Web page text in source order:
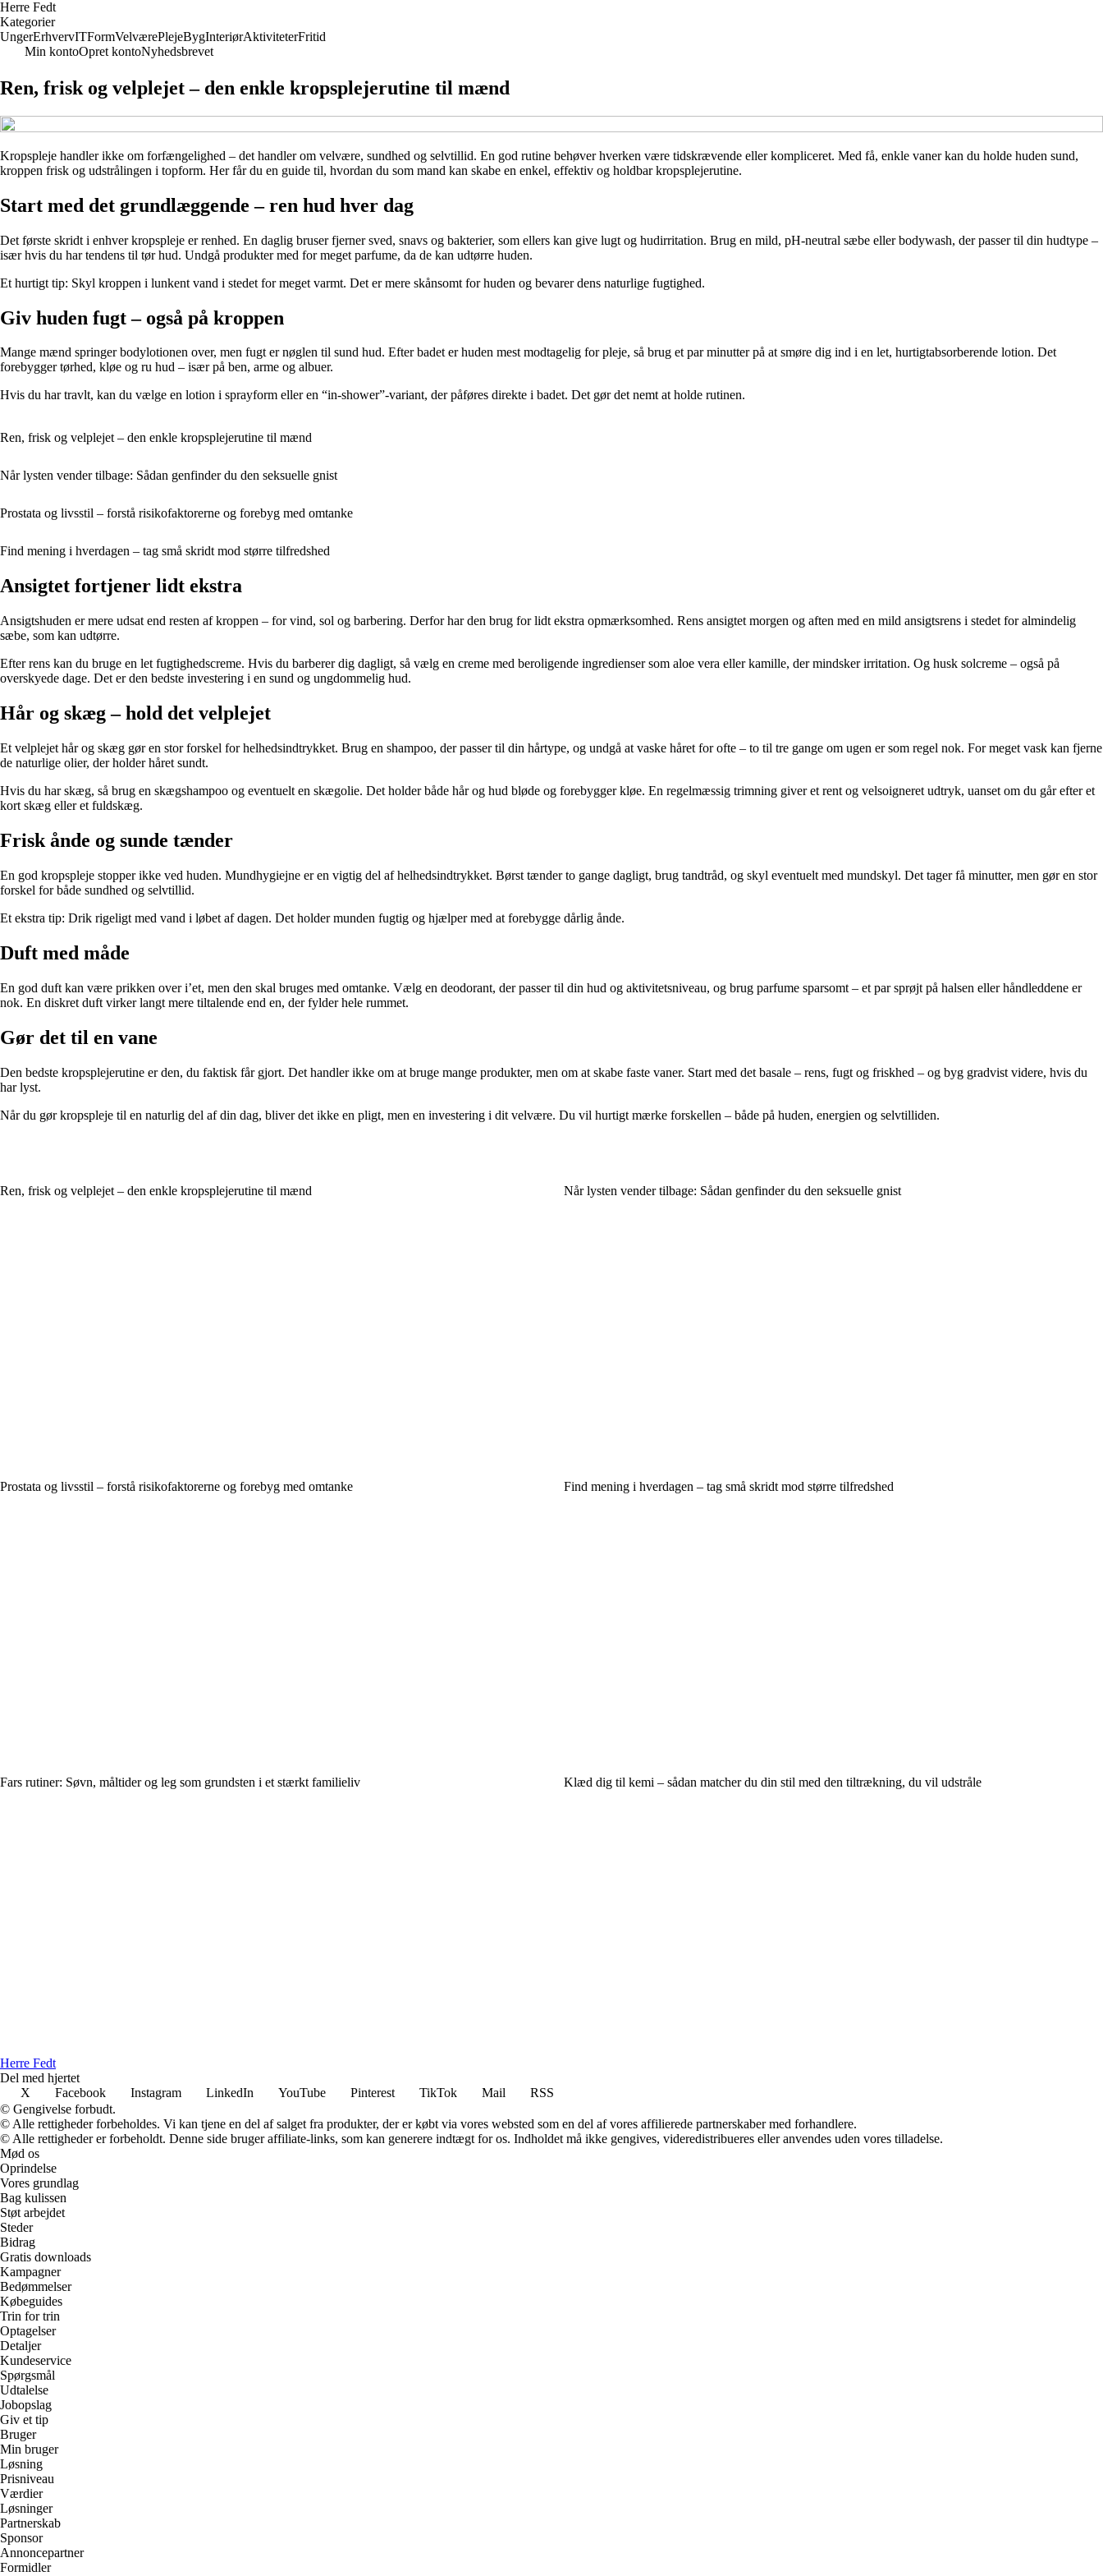
Herre Fedt
Kategorier
UngerErhvervITFormVelværePlejeBygInteriørAktiviteterFritid
Min kontoOpret kontoNyhedsbrevet
Ren, frisk og velplejet – den enkle kropsplejerutine til mænd
Kropspleje handler ikke om forfængelighed – det handler om velvære, sundhed og selvtillid. En god rutine behøver hverken være tidskrævende eller kompliceret. Med få, enkle vaner kan du holde huden sund,
kroppen frisk og udstrålingen i topform. Her får du en guide til, hvordan du som mand kan skabe en enkel, effektiv og holdbar kropsplejerutine.
Start med det grundlæggende – ren hud hver dag
Det første skridt i enhver kropspleje er renhed. En daglig bruser fjerner sved, snavs og bakterier, som ellers kan give lugt og hudirritation. Brug en mild, pH-neutral sæbe eller bodywash, der passer til din hudtype –
især hvis du har tendens til tør hud. Undgå produkter med for meget parfume, da de kan udtørre huden.
Et hurtigt tip: Skyl kroppen i lunkent vand i stedet for meget varmt. Det er mere skånsomt for huden og bevarer dens naturlige fugtighed.
Giv huden fugt – også på kroppen
Mange mænd springer bodylotionen over, men fugt er nøglen til sund hud. Efter badet er huden mest modtagelig for pleje, så brug et par minutter på at smøre dig ind i en let, hurtigtabsorberende lotion. Det
forebygger tørhed, kløe og ru hud – især på ben, arme og albuer.
Hvis du har travlt, kan du vælge en lotion i sprayform eller en “in-shower”-variant, der påføres direkte i badet. Det gør det nemt at holde rutinen.
Ren, frisk og velplejet – den enkle kropsplejerutine til mænd
Når lysten vender tilbage: Sådan genfinder du den seksuelle gnist
Prostata og livsstil – forstå risikofaktorerne og forebyg med omtanke
Find mening i hverdagen – tag små skridt mod større tilfredshed
Ansigtet fortjener lidt ekstra
Ansigtshuden er mere udsat end resten af kroppen – for vind, sol og barbering. Derfor har den brug for lidt ekstra opmærksomhed. Rens ansigtet morgen og aften med en mild ansigtsrens i stedet for almindelig
sæbe, som kan udtørre.
Efter rens kan du bruge en let fugtighedscreme. Hvis du barberer dig dagligt, så vælg en creme med beroligende ingredienser som aloe vera eller kamille, der mindsker irritation. Og husk solcreme – også på
overskyede dage. Det er den bedste investering i en sund og ungdommelig hud.
Hår og skæg – hold det velplejet
Et velplejet hår og skæg gør en stor forskel for helhedsindtrykket. Brug en shampoo, der passer til din hårtype, og undgå at vaske håret for ofte – to til tre gange om ugen er som regel nok. For meget vask kan fjerne
de naturlige olier, der holder håret sundt.
Hvis du har skæg, så brug en skægshampoo og eventuelt en skægolie. Det holder både hår og hud bløde og forebygger kløe. En regelmæssig trimning giver et rent og velsoigneret udtryk, uanset om du går efter et
kort skæg eller et fuldskæg.
Frisk ånde og sunde tænder
En god kropspleje stopper ikke ved huden. Mundhygiejne er en vigtig del af helhedsindtrykket. Børst tænder to gange dagligt, brug tandtråd, og skyl eventuelt med mundskyl. Det tager få minutter, men gør en stor
forskel for både sundhed og selvtillid.
Et ekstra tip: Drik rigeligt med vand i løbet af dagen. Det holder munden fugtig og hjælper med at forebygge dårlig ånde.
Duft med måde
En god duft kan være prikken over i’et, men den skal bruges med omtanke. Vælg en deodorant, der passer til din hud og aktivitetsniveau, og brug parfume sparsomt – et par sprøjt på halsen eller håndleddene er
nok. En diskret duft virker langt mere tiltalende end en, der fylder hele rummet.
Gør det til en vane
Den bedste kropsplejerutine er den, du faktisk får gjort. Det handler ikke om at bruge mange produkter, men om at skabe faste vaner. Start med det basale – rens, fugt og friskhed – og byg gradvist videre, hvis du
har lyst.
Når du gør kropspleje til en naturlig del af din dag, bliver det ikke en pligt, men en investering i dit velvære. Du vil hurtigt mærke forskellen – både på huden, energien og selvtilliden.
Ren, frisk og velplejet – den enkle kropsplejerutine til mænd Når lysten vender tilbage: Sådan genfinder du den seksuelle gnist
Prostata og livsstil – forstå risikofaktorerne og forebyg med omtanke Find mening i hverdagen – tag små skridt mod større tilfredshed
Fars rutiner: Søvn, måltider og leg som grundsten i et stærkt familieliv Klæd dig til kemi – sådan matcher du din stil med den tiltrækning, du vil udstråle
Herre Fedt
Del med hjertet
X
Facebook Instagram LinkedIn YouTube Pinterest TikTok Mail
RSS
© Gengivelse forbudt.
© Alle rettigheder forbeholdes. Vi kan tjene en del af salget fra produkter, der er købt via vores websted som en del af vores affilierede partnerskaber med forhandlere.
© Alle rettigheder er forbeholdt. Denne side bruger affiliate-links, som kan generere indtægt for os. Indholdet må ikke gengives, videredistribueres eller anvendes uden vores tilladelse.
Mød os
Oprindelse
Vores grundlag
Bag kulissen
Støt arbejdet
Steder
Bidrag
Gratis downloads
Kampagner
Bedømmelser
Købeguides
Trin for trin
Optagelser
Detaljer
Kundeservice
Spørgsmål
Udtalelse
Jobopslag
Giv et tip
Bruger
Min bruger
Løsning
Prisniveau
Værdier
Løsninger
Partnerskab
Sponsor
Annoncepartner
Formidler